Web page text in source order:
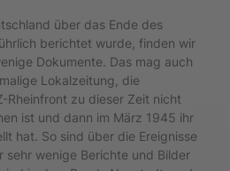
über das Ende des
berichtet wurde, finden wir
Dokumente. Das mag auch
Lokalzeitung, die
Rheinfront zu dieser Zeit nicht
ist und dann im März 1945 ihr
hat. So sind über die Ereignisse
sehr wenige Berichte und Bilder